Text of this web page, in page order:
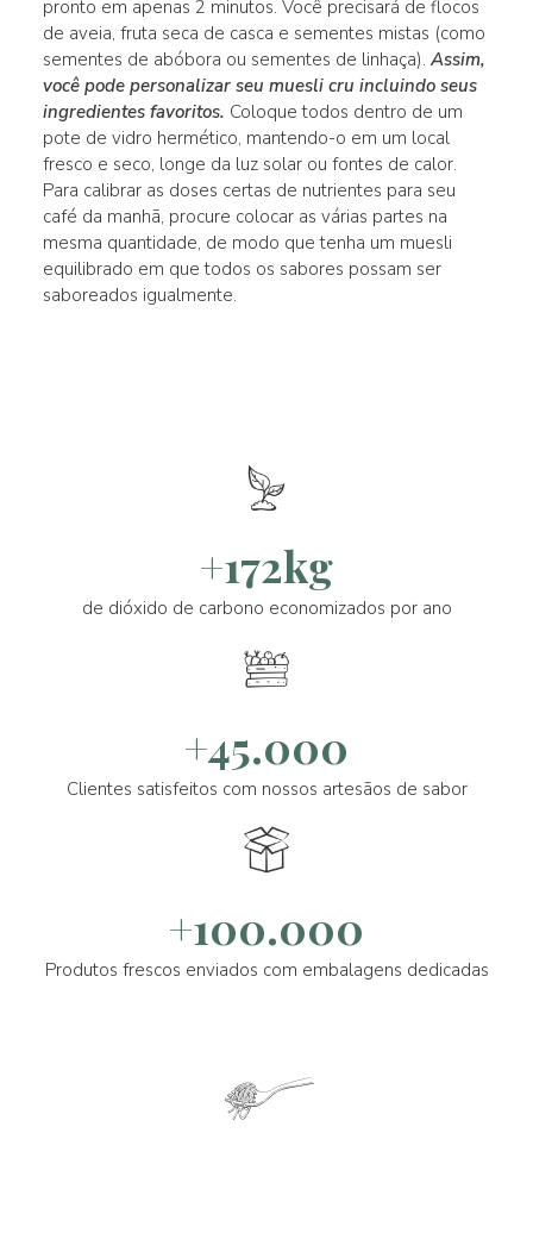
pronto em apenas 2 minutos. Você precisará de flocos
de aveia, fruta seca de casca e sementes mistas (como
sementes de abóbora ou sementes de linhaça).Assim,
você pode personalizar seu muesli cru incluindo seus
ingredientes favoritos. Coloque todos dentro de um
pote de vidro hermético, mantendo-o em um local
fresco e seco, longe da luz solar ou fontes de calor.
Para calibrar as doses certas de nutrientes para seu
café da manhã, procure colocar as várias partes na
mesma quantidade, de modo que tenha um muesli
equilibrado em que todos os sabores possam ser
saboreados igualmente.
+172kg
de dióxido de carbono economizados por ano
+45.000
Clientes satisfeitos com nossos artesãos de sabor
+100.000
Produtos frescos enviados com embalagens dedicadas